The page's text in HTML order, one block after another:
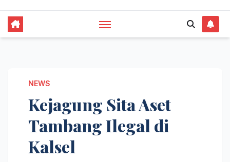
NEWS
Kejagung Sita Aset
Tambang Ilegal di
Kalsel